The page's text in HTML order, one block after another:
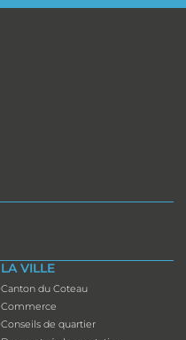
LA VILLE
Canton du Coteau
Commerce
Conseils de quartier